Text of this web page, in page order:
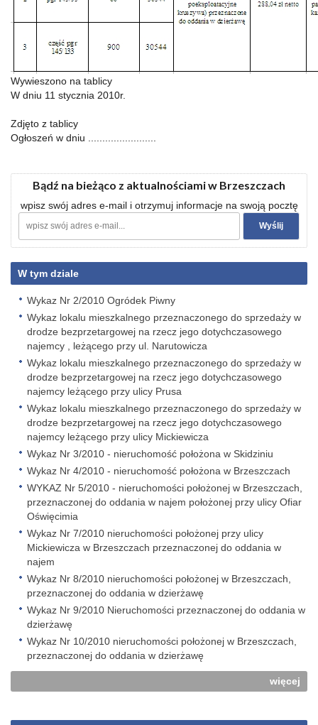
Wywieszono na tablicy
W dniu 11 stycznia 2010r.
Zdjęto z tablicy
Ogłoszeń w dniu ........................
Bądź na bieżąco z aktualnościami w Brzeszczach
wpisz swój adres e-mail i otrzymuj informacje na swoją pocztę
W tym dziale
Wykaz Nr 2/2010 Ogródek Piwny
Wykaz lokalu mieszkalnego przeznaczonego do sprzedaży w
drodze bezprzetargowej na rzecz jego dotychczasowego
najemcy , leżącego przy ul. Narutowicza
Wykaz lokalu mieszkalnego przeznaczonego do sprzedaży w
drodze bezprzetargowej na rzecz jego dotychczasowego
najemcy leżącego przy ulicy Prusa
Wykaz lokalu mieszkalnego przeznaczonego do sprzedaży w
drodze bezprzetargowej na rzecz jego dotychczasowego
najemcy leżącego przy ulicy Mickiewicza
Wykaz Nr 3/2010 - nieruchomość położona w Skidziniu
Wykaz Nr 4/2010 - nieruchomość położona w Brzeszczach
WYKAZ Nr 5/2010 - nieruchomości położonej w Brzeszczach,
przeznaczonej do oddania w najem położonej przy ulicy Ofiar
Oświęcimia
Wykaz Nr 7/2010 nieruchomości położonej przy ulicy
Mickiewicza w Brzeszczach przeznaczonej do oddania w
najem
Wykaz Nr 8/2010 nieruchomości położonej w Brzeszczach,
przeznaczonej do oddania w dzierżawę
Wykaz Nr 9/2010 Nieruchomości przeznaczonej do oddania w
dzierżawę
Wykaz Nr 10/2010 nieruchomości położonej w Brzeszczach,
przeznaczonej do oddania w dzierżawę
więcej